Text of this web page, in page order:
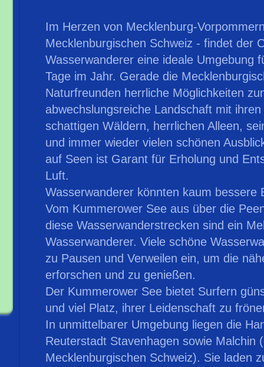
Im Herzen von Mecklenburg-
Mecklenburgischen Schweiz - findet der
Wasserwanderer eine ideale Umgebung
Tage im Jahr. Gerade die
Naturfreunden herrliche Möglichkeiten
abwechslungsreiche Landschaft mit
schattigen Wäldern, herrlichen Alleen,
und immer wieder vielen schönen
auf Seen ist Garant für Erholung und
Luft.
Wasserwanderer könnten kaum bessere
Vom Kummerower See aus über die
diese Wasserwanderstrecken sind ein
Wasserwanderer. Viele schöne
zu Pausen und Verweilen ein, um die
erforschen und zu genießen.
Der Kummerower See bietet Surfern
und viel Platz, ihrer Leidenschaft zu
In unmittelbarer Umgebung liegen die
Reuterstadt Stavenhagen sowie Malchin
Mecklenburgischen Schweiz). Sie laden